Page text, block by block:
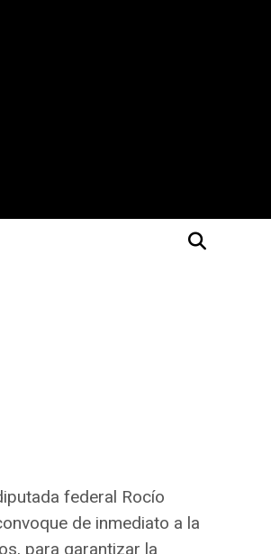
federal Rocío
de inmediato a la
para garantizar la